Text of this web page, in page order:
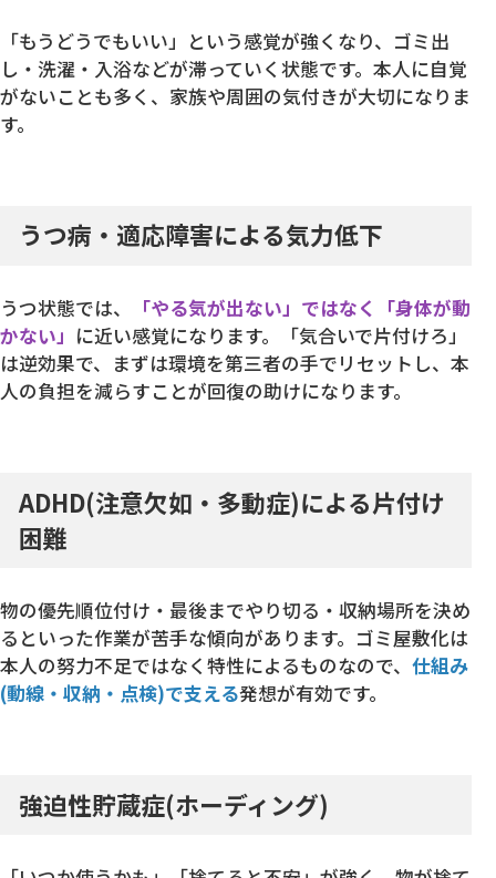
「もうどうでもいい」という感覚が強くなり、ゴミ出
し・洗濯・入浴などが滞っていく状態です。本人に自覚
がないことも多く、家族や周囲の気付きが大切になりま
す。
うつ病・適応障害による気力低下
うつ状態では、
「やる気が出ない」ではなく「身体が動
かない」 に近い感覚になります。「気合いで片付けろ」
は逆効果で、まずは環境を第三者の手でリセットし、本
人の負担を減らすことが回復の助けになります。
ADHD(注意欠如・多動症)による片付け
困難
物の優先順位付け・最後までやり切る・収納場所を決め
るといった作業が苦手な傾向があります。ゴミ屋敷化は
本人の努力不足ではなく特性によるものなので、 仕組み
(動線・収納・点検)で支える発想が有効です。
強迫性貯蔵症(ホーディング)